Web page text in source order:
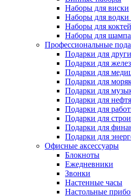
Наборы для виски
Наборы для водки
Наборы для
Наборы для
Профессиональные
Подарки для
Подарки для
Подарки для
Подарки для
Подарки для
Подарки для
Подарки для
Подарки для
Подарки для
Подарки для
Офисные аксессуары
Блокноты
Ежедневники
Звонки
Настенные часы
Настольные